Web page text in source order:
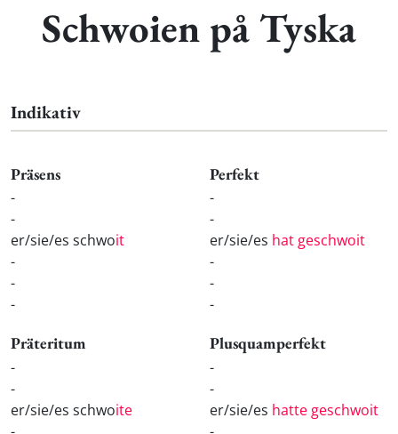
Schwoien på Tyska
Indikativ
Präsens
-
-
er/sie/es schwoit
-
-
-
Perfekt
-
-
er/sie/es hat geschwoit
-
-
-
Präteritum
-
-
er/sie/es schwoite
Plusquamperfekt
-
-
er/sie/es hatte geschwoit